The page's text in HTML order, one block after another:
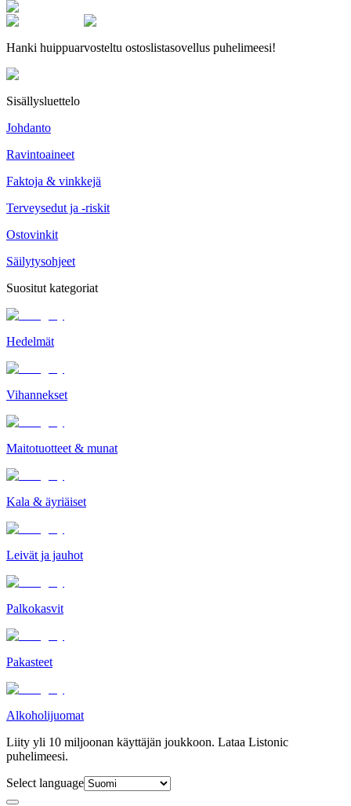
Hanki huippuarvosteltu ostoslistasovellus puhelimeesi!
Sisällysluettelo
Johdanto
Ravintoaineet
Faktoja & vinkkejä
Terveysedut ja -riskit
Ostovinkit
Säilytysohjeet
Suositut kategoriat
Hedelmät
Vihannekset
Maitotuotteet & munat
Kala & äyriäiset
Leivät ja jauhot
Palkokasvit
Pakasteet
Alkoholijuomat
Liity yli 10 miljoonan käyttäjän joukkoon. Lataa Listonic
puhelimeesi.
Select language